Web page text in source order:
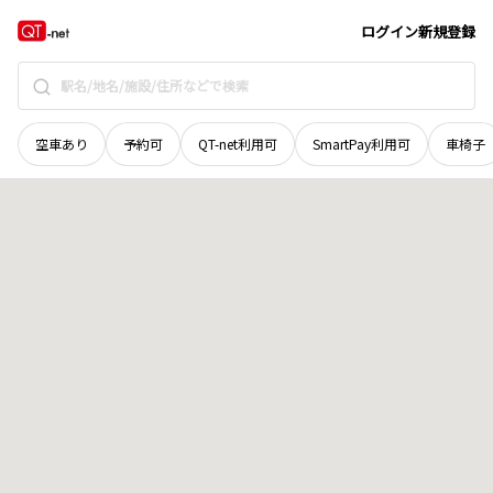
ログイン新規登録
空車あり 予約可 QT-net利用可 SmartPay利用可 車椅子
群馬県